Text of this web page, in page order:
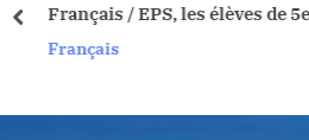
u
o
Français / EPS, les élèves de 5e
Flamboyant ont passé la
Français
prev